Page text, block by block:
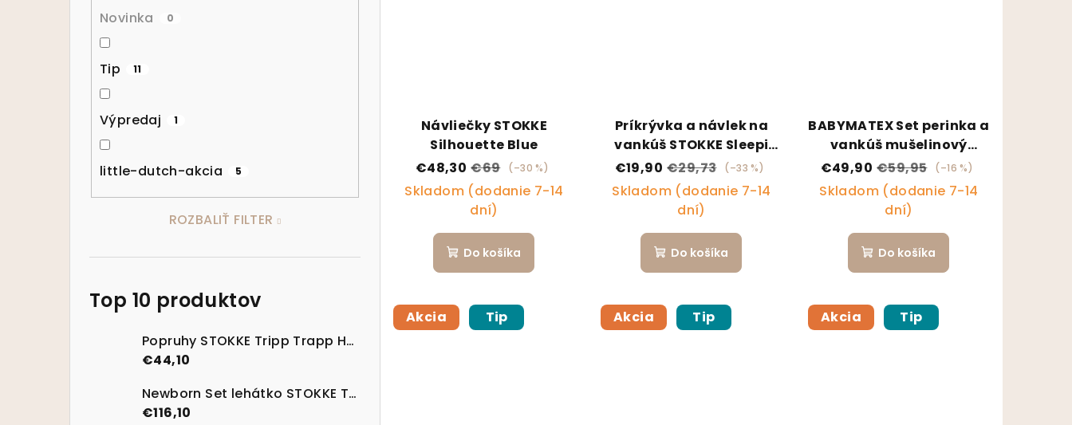
Novinka 0
Tip 11
Výpredaj 1
little-dutch-akcia 5
ROZBALIŤ FILTER
Top 10 produktov
Popruhy STOKKE Tripp Trapp Harness V2 - nová generácia
€44,10
Newborn Set lehátko STOKKE Tripp Trapp Vanilla White
€116,10
Návliečky STOKKE
Silhouette Blue
€48,30 €69 (–30 %)
Skladom (dodanie 7-14
dní)
Do košíka
Príkrývka a návlek na
vankúš STOKKE Sleepi
Mini Beige
€19,90 €29,73 (–33 %)
Skladom (dodanie 7-14
dní)
Do košíka
BABYMATEX Set perinka a
vankúš mušelinový
135x100/40x60 - Mintový
€49,90 €59,95 (–16 %)
Skladom (dodanie 7-14
dní)
Do košíka
Akcia Tip Akcia Tip Akcia Tip